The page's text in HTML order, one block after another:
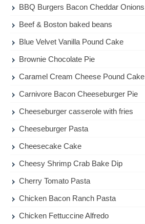
BBQ Burgers Bacon Cheddar Onions
Beef & Boston baked beans
Blue Velvet Vanilla Pound Cake
Brownie Chocolate Pie
Caramel Cream Cheese Pound Cake
Carnivore Bacon Cheeseburger Pie
Cheeseburger casserole with fries
Cheeseburger Pasta
Cheesecake Cake
Cheesy Shrimp Crab Bake Dip
Cherry Tomato Pasta
Chicken Bacon Ranch Pasta
Chicken Fettuccine Alfredo